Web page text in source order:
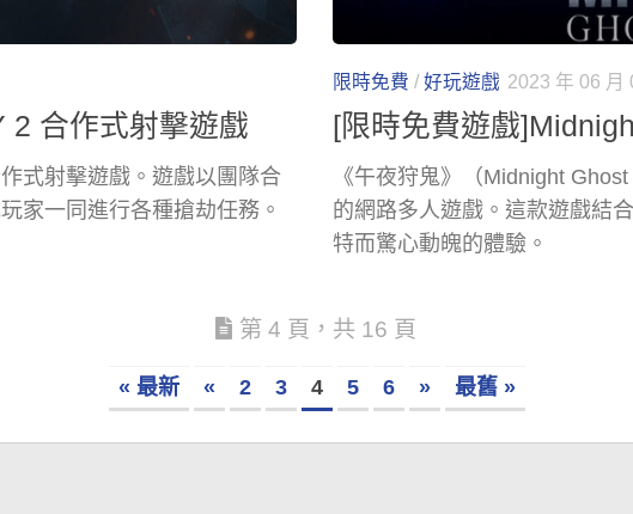
2 合作式射擊遊戲
式射擊遊戲。遊戲以團隊合
家一同進行各種搶劫任務。
限時免費 / 好玩遊戲 2023 年 06 月
[限時免費遊戲
《午夜狩鬼》（Midnight
的網路多人遊戲。這款遊戲結
特而驚心動魄的體驗。
第 4 頁，共 16 頁
« 最新 « 2 3 4 5 6 » 最舊 »